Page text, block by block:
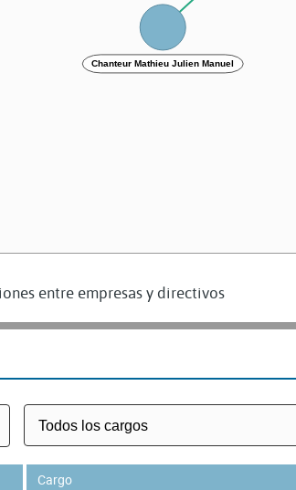
Chanteur Mathieu Julien Manuel
entre empresas y directivos
Cargo